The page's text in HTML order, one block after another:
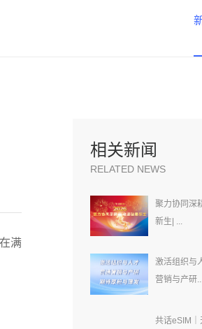
满
相关新闻
RELATED NEWS
聚力协同深
新生| ...
激活组织与
营销与产研
共话eSIM｜